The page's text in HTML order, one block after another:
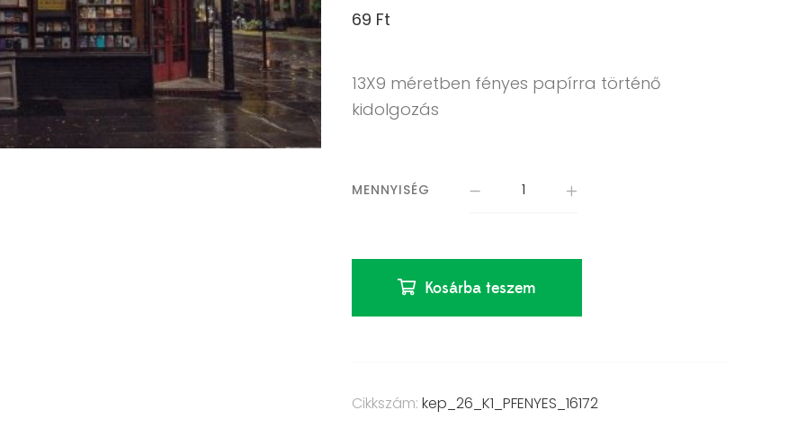
69 Ft
13X9 méretben fényes papírra történő
kidolgozás
MENNYISÉG
Kosárba teszem
Cikkszám:kep_26_K1_PFENYES_16172